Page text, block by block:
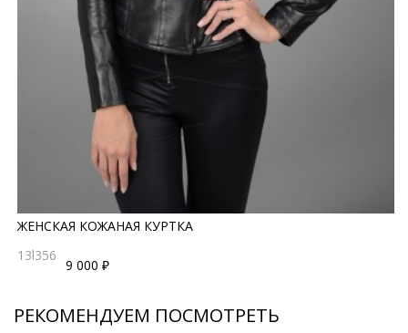
ЖЕНСКАЯ КОЖАНАЯ КУРТКА
13l356
9 000 ₽
РЕКОМЕНДУЕМ ПОСМОТРЕТЬ